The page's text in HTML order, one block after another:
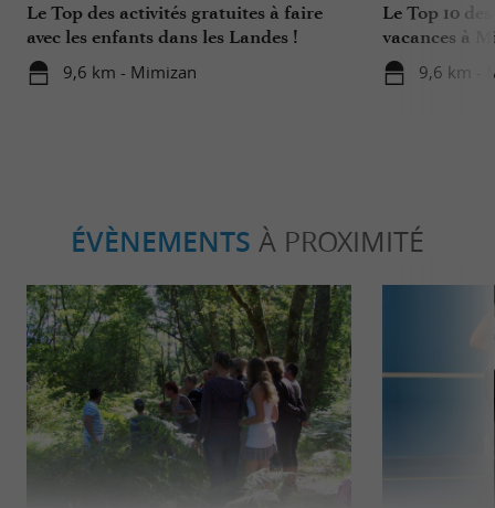
Le Top des activités gratuites à faire
avec les enfants dans les Landes !
9,6 km - Mimizan
Le Top 10
vacances à
9,6 km -
ÉVÈNEMENTS À PROXIMITÉ